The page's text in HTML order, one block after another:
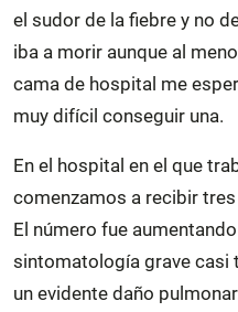
el sudor de la fiebre y no
iba a morir aunque al
cama de hospital me
muy difícil conseguir una.
En el hospital en el que
comenzamos a recibir
El número fue
sintomatología grave casi
un evidente daño